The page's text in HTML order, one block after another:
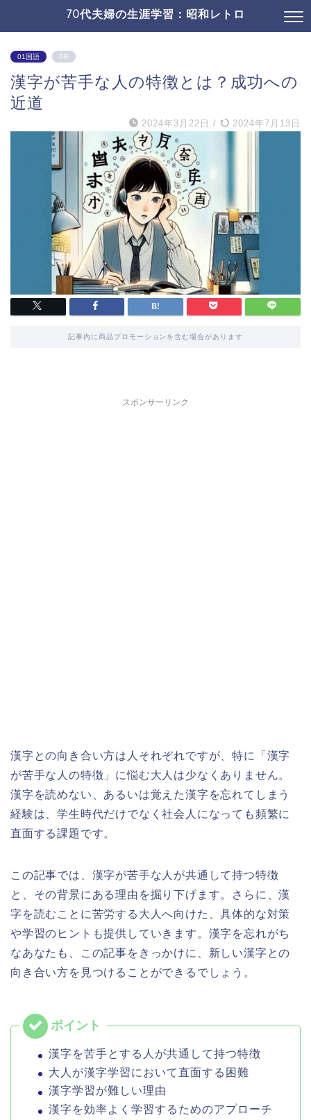
70代夫婦の生涯学習：昭和レトロ
01国語 PR
漢字が苦手な人の特徴とは？成功への
近道
2024年3月22日 / 2024年7月13日
記事内に商品プロモーションを含む場合があります
スポンサーリンク
漢字との向き合い方は人それぞれですが、特に「漢字
が苦手な人の特徴」に悩む大人は少なくありません。
漢字を読めない、あるいは覚えた漢字を忘れてしまう
経験は、学生時代だけでなく社会人になっても頻繁に
直面する課題です。
この記事では、漢字が苦手な人が共通して持つ特徴
と、その背景にある理由を掘り下げます。さらに、漢
字を読むことに苦労する大人へ向けた、具体的な対策
や学習のヒントも提供していきます。漢字を忘れがち
なあなたも、この記事をきっかけに、新しい漢字との
向き合い方を見つけることができるでしょう。
漢字を苦手とする人が共通して持つ特徴
大人が漢字学習において直面する困難
漢字学習が難しい理由
漢字を効率よく学習するためのアプローチ